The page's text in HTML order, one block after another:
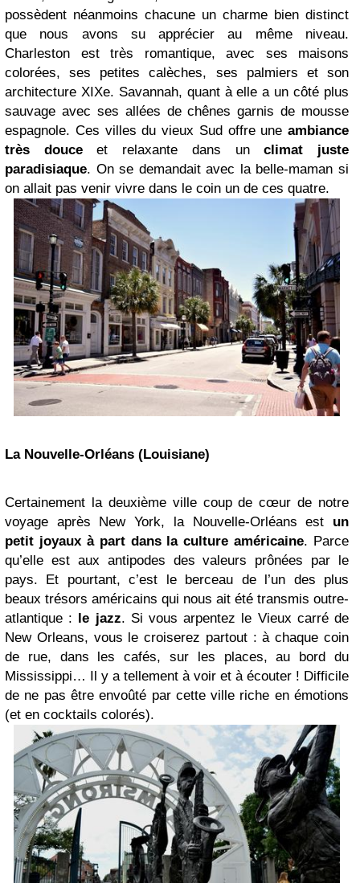
possèdent néanmoins chacune un charme bien distinct
que nous avons su apprécier au même niveau.
Charleston est très romantique, avec ses maisons
colorées, ses petites calèches, ses palmiers et son
architecture XIXe. Savannah, quant à elle a un côté plus
sauvage avec ses allées de chênes garnis de mousse
espagnole. Ces villes du vieux Sud offre une ambiance
très douceet relaxante dans unclimat juste
paradisiaque. On se demandait avec la belle-maman si
on allait pas venir vivre dans le coin un de ces quatre.
La Nouvelle-Orléans (Louisiane)
Certainement la deuxième ville coup de cœur de notre
voyage après New York, la Nouvelle-Orléans est un
petit joyaux à part dans la culture américaine. Parce
qu’elle est aux antipodes des valeurs prônées par le
pays. Et pourtant, c’est le berceau de l’un des plus
beaux trésors américains qui nous ait été transmis outre-
atlantique : le jazz. Si vous arpentez le Vieux carré de
New Orleans, vous le croiserez partout : à chaque coin
de rue, dans les cafés, sur les places, au bord du
Mississippi… Il y a tellement à voir et à écouter ! Difficile
de ne pas être envoûté par cette ville riche en émotions
(et en cocktails colorés).